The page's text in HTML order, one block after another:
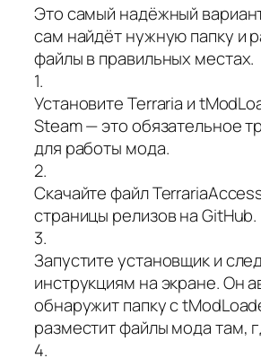
Это самый надёжный
сам найдёт нужную папку и
файлы в правильных местах.
1.
Установите Terraria и
Steam — это обязательное
для работы мода.
2.
Скачайте файл
страницы релизов на GitHub.
3.
Запустите установщик и
инструкциям на экране. Он
обнаружит папку с
разместит файлы мода там,
4.